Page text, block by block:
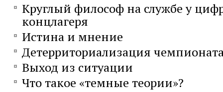
Круглый философ на службе у
концлагеря
Истина и мнение
Детерриториализация
Выход из ситуации
Что такое «темные теории»?